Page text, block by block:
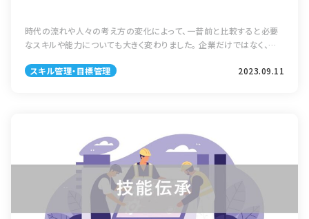
時代の流れや人々の考え方の変化によって、一昔前と比較すると必要
なスキルや能力についても大きく変わりました。 企業だけではなく、そこ
は、リスキリングで新しい知識 […]
スキル管理・目標管理 2023.09.11